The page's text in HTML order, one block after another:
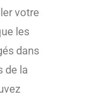
votre
les
dans
de la